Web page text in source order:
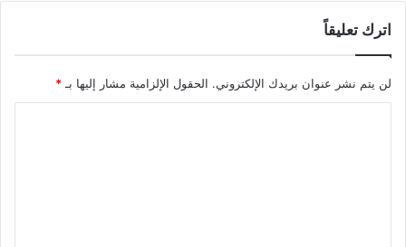
اترك تعليقاً
لن يتم نشر عنوان بريدك الإلكتروني. الحقول الإلزامية مشار إليها بـ *